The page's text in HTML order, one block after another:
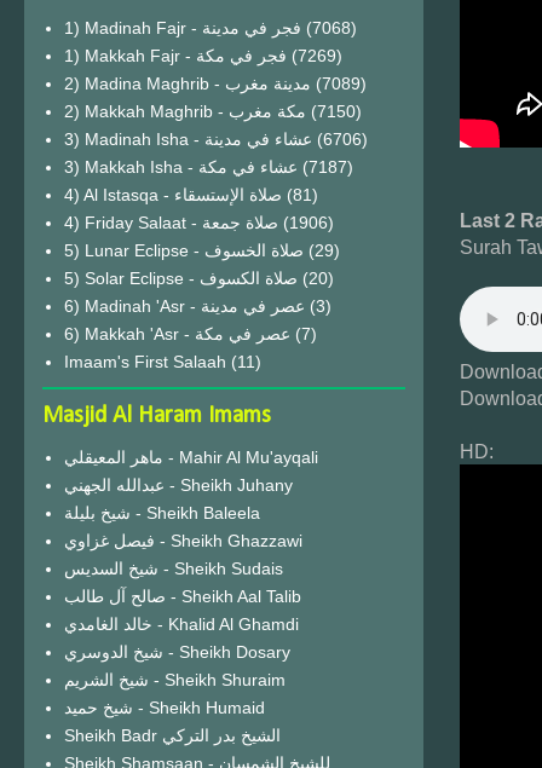
Last 2
Surah
HD:
1) Madinah Fajr - فجر في مدينة (7068)
1) Makkah Fajr - فجر في مكة (7269)
2) Madina Maghrib - مدينة مغرب (7089)
2) Makkah Maghrib - مكة مغرب (7150)
3) Madinah Isha - عشاء في مدينة (6706)
3) Makkah Isha - عشاء في مكة (7187)
4) Al Istasqa - صلاة الإستسقاء (81)
4) Friday Salaat - صلاة جمعة (1906)
5) Lunar Eclipse - صلاة الخسوف (29)
(20)
6) Madinah 'Asr - عصر في مدينة (3)
6) Makkah 'Asr - عصر في مكة (7)
Imaam's First Salaah (11)
Masjid Al Haram Imams
ماهر المعيقلي - Mahir Al Mu'ayqali
عبدالله الجهني - Sheikh Juhany
شيخ بليلة - Sheikh Baleela
فيصل غزاوي - Sheikh Ghazzawi
شيخ السديس - Sheikh Sudais
صالح آل طالب - Sheikh Aal Talib
خالد الغامدي - Khalid Al Ghamdi
شيخ الدوسري - Sheikh Dosary
شيخ الشريم - Sheikh Shuraim
شيخ حميد - Sheikh Humaid
Sheikh Badr الشيخ بدر التركي
Sheikh Shamsaan - للشيخ الشمسان